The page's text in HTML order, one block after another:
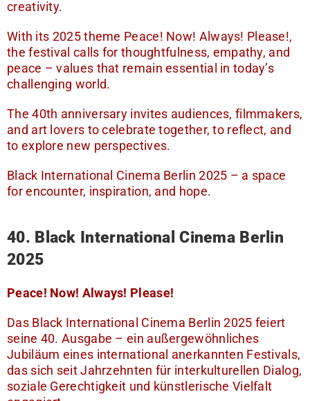
creativity.
With its 2025 theme Peace! Now! Always! Please!,
the festival calls for thoughtfulness, empathy, and
peace – values that remain essential in today’s
challenging world.
The 40th anniversary invites audiences, filmmakers,
and art lovers to celebrate together, to reflect, and
to explore new perspectives.
Black International Cinema Berlin 2025 – a space
for encounter, inspiration, and hope.
40. Black International Cinema Berlin
2025
Peace! Now! Always! Please!
Das Black International Cinema Berlin 2025 feiert
seine 40. Ausgabe – ein außergewöhnliches
Jubiläum eines international anerkannten Festivals,
das sich seit Jahrzehnten für interkulturellen Dialog,
soziale Gerechtigkeit und künstlerische Vielfalt